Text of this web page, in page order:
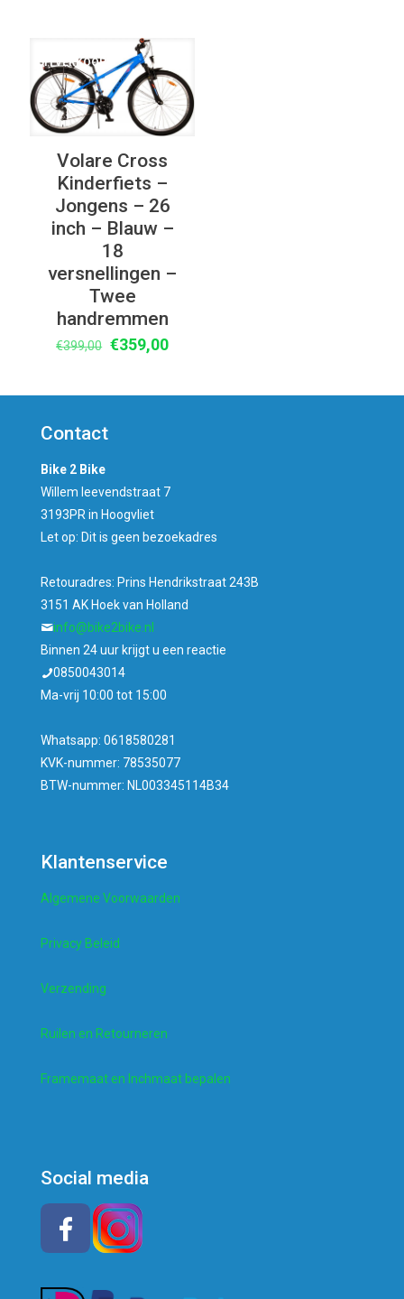
€299,00.
UITVERKOOP
Volare Cross
Kinderfiets –
Jongens – 26
inch – Blauw –
18
versnellingen –
Twee
handremmen
€399,00 Oorspronkelijke
€359,00Huidige
Contact
Bike 2 Bike
Willem leevendstraat 7
3193PR in Hoogvliet
Let op: Dit is geen bezoekadres
Retouradres: Prins Hendrikstraat 243B
3151 AK Hoek van Holland
info@bike2bike.nl
Binnen 24 uur krijgt u een reactie
0850043014
Ma-vrij 10:00 tot 15:00
Whatsapp: 0618580281
KVK-nummer: 78535077
BTW-nummer: NL003345114B34
Klantenservice
Algemene Voorwaarden
Privacy Beleid
Verzending
Ruilen en Retourneren
Framemaat en Inchmaat bepalen
Social media